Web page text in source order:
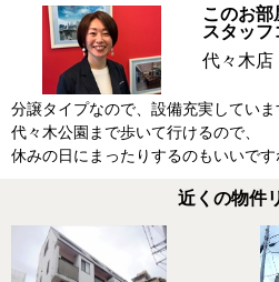
このお部
スタッフ
代々木
分譲タイプなので、設備充実していま
代々木公園まで歩いて行けるので、
休みの日にまったりするのもいいで
近くの物件